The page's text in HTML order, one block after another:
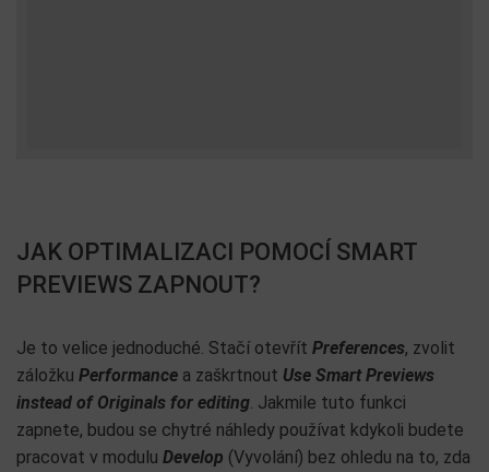
JAK OPTIMALIZACI POMOCÍ SMART
PREVIEWS ZAPNOUT?
Je to velice jednoduché. Stačí otevřít Preferences, zvolit
záložku Performance a zaškrtnout Use Smart Previews
instead of Originals for editing . Jakmile tuto funkci
zapnete, budou se chytré náhledy používat kdykoli budete
pracovat v modulu Develop (Vyvolání) bez ohledu na to, zda